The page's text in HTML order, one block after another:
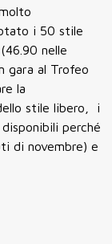
i 50 stile
nelle
gara al Trofeo
la
stile libero, i
perché
di novembre) e